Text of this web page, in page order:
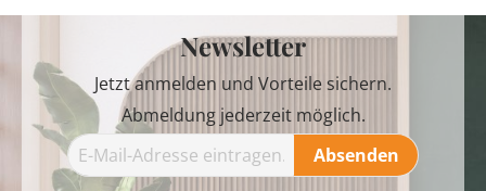
Newsletter
Jetzt anmelden und Vorteile sichern.
Abmeldung jederzeit möglich.
Absenden